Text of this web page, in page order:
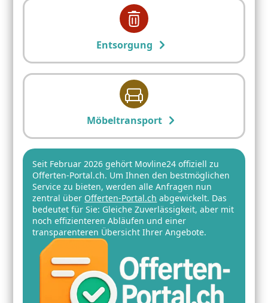
Entsorgung
Möbeltransport
Seit Februar 2026 gehört Movline24 offiziell zu
Offerten-Portal.ch. Um Ihnen den bestmöglichen
Service zu bieten, werden alle Anfragen nun
zentral über Offerten-Portal.ch abgewickelt. Das
bedeutet für Sie: Gleiche Zuverlässigkeit, aber mit
noch effizienteren Abläufen und einer
transparenteren Übersicht Ihrer Angebote.